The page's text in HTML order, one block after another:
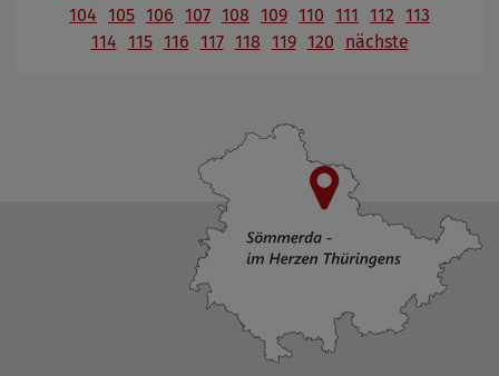
104 105 106 107 108 109 110 111 112 113
114 115 116 117 118 119 120 nächste